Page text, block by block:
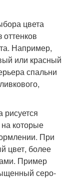
цвета
Например,
или красный
спальни
рисуется
которые
При
цвет, более
Пример
серо-